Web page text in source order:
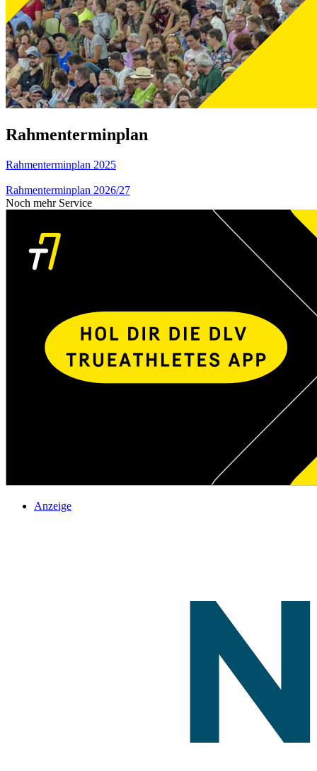
Rahmenterminplan
Rahmenterminplan 2025
Rahmenterminplan 2026/27
Noch mehr Service
Anzeige